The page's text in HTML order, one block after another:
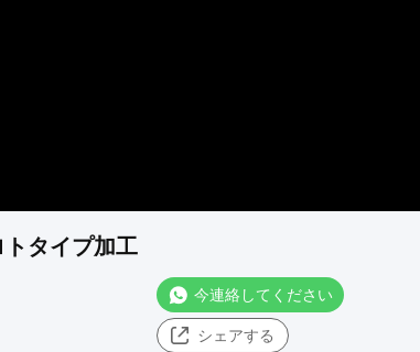
タイプ加工
今連絡してください
シェアする